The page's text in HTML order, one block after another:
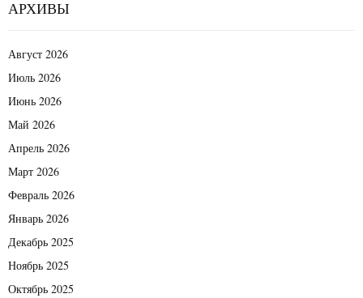
АРХИВЫ
Август 2026
Июль 2026
Июнь 2026
Май 2026
Апрель 2026
Март 2026
Февраль 2026
Январь 2026
Декабрь 2025
Ноябрь 2025
Октябрь 2025